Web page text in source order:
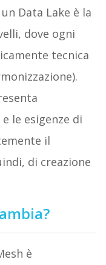
Data Lake è la
dove ogni
tecnica
le esigenze di
il
di creazione
è